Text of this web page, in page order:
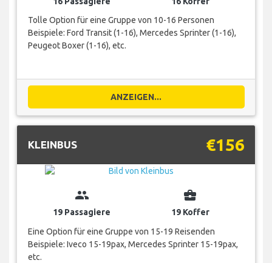
Tolle Option für eine Gruppe von 10-16 Personen
Beispiele: Ford Transit (1-16), Mercedes Sprinter (1-16),
Peugeot Boxer (1-16), etc.
ANZEIGEN...
KLEINBUS €156
group
19 Passagiere
business_center
19 Koffer
Eine Option für eine Gruppe von 15-19 Reisenden
Beispiele: Iveco 15-19pax, Mercedes Sprinter 15-19pax,
etc.